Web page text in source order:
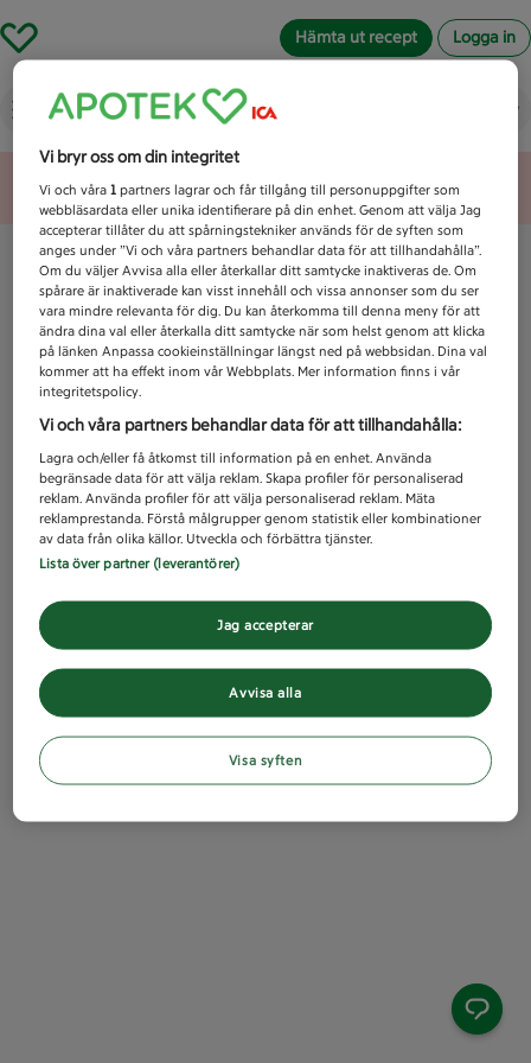
Hämta ut recept Logga in
Vad letar du efter idag?
Unknown error
Vi bryr oss om din integritet
Vi och våra1 partners lagrar och får tillgång till personuppgifter som
webbläsardata eller unika identifierare på din enhet. Genom att välja Jag
accepterar tillåter du att spårningstekniker används för de syften som
anges under ”Vi och våra partners behandlar data för att tillhandahålla”.
Om du väljer Avvisa alla eller återkallar ditt samtycke inaktiveras de. Om
spårare är inaktiverade kan visst innehåll och vissa annonser som du ser
vara mindre relevanta för dig. Du kan återkomma till denna meny för att
ändra dina val eller återkalla ditt samtycke när som helst genom att klicka
på länken Anpassa cookieinställningar längst ned på webbsidan. Dina val
kommer att ha effekt inom vår Webbplats. Mer information finns i vår
integritetspolicy.
Vi och våra partners behandlar data för att tillhandahålla:
Lagra och/eller få åtkomst till information på en enhet. Använda
begränsade data för att välja reklam. Skapa profiler för personaliserad
reklam. Använda profiler för att välja personaliserad reklam. Mäta
reklamprestanda. Förstå målgrupper genom statistik eller kombinationer
av data från olika källor. Utveckla och förbättra tjänster.
Lista över partner (leverantörer)
Avvisa alla
Jag accepterar
Visa syften